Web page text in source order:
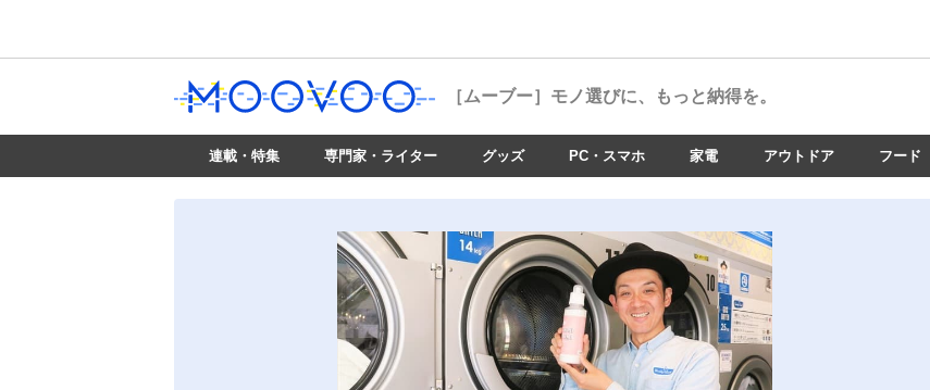
［ムーブー］ モノ選びに、もっと納得を。
連載・特集 専門家・ライター グッズ PC・スマホ 家電 アウトドア フード